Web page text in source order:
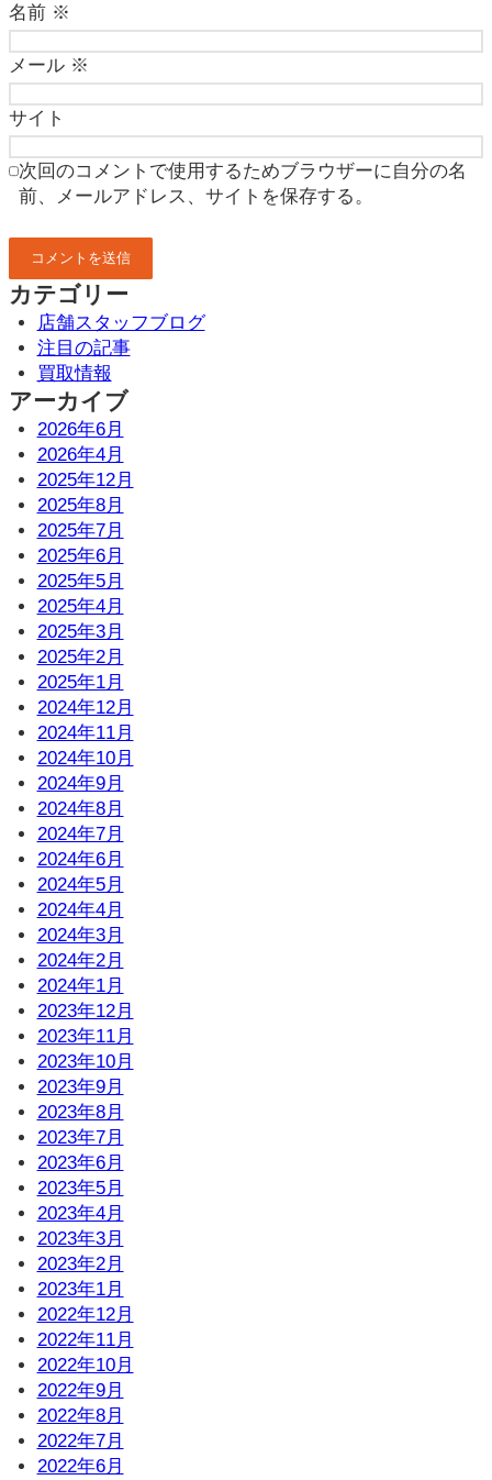
名前 ※
メール ※
サイト
次回のコメントで使用するためブラウザーに自分の名
前、メールアドレス、サイトを保存する。
カテゴリー
店舗スタッフブログ
注目の記事
買取情報
アーカイブ
2026年6月
2026年4月
2025年12月
2025年8月
2025年7月
2025年6月
2025年5月
2025年4月
2025年3月
2025年2月
2025年1月
2024年12月
2024年11月
2024年10月
2024年9月
2024年8月
2024年7月
2024年6月
2024年5月
2024年4月
2024年3月
2024年2月
2024年1月
2023年12月
2023年11月
2023年10月
2023年9月
2023年8月
2023年7月
2023年6月
2023年5月
2023年4月
2023年3月
2023年2月
2023年1月
2022年12月
2022年11月
2022年10月
2022年9月
2022年8月
2022年7月
2022年6月